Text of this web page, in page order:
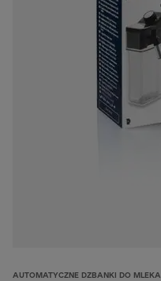
AUTOMATYCZNE DZBANKI DO MLEKA